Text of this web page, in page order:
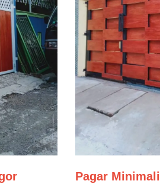
Pagar